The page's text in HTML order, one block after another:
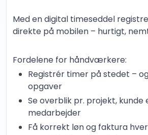
Med en digital timeseddel
direkte på mobilen – hurtigt,
Fordelene for håndværkere:
Registrér timer på stedet –
opgaver
Se overblik pr. projekt, kunde
medarbejder
Få korrekt løn og faktura